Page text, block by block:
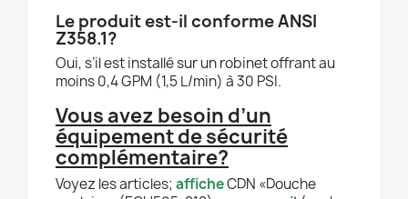
Le produit est-il conforme ANSI
Z358.1?
Oui, s’il est installé sur un robinet offrant au
moins 0,4 GPM (1,5 L/min) à 30 PSI.
Vous avez besoin d’un
équipement de sécurité
complémentaire?
Voyez les articles; afficheCDN «Douche